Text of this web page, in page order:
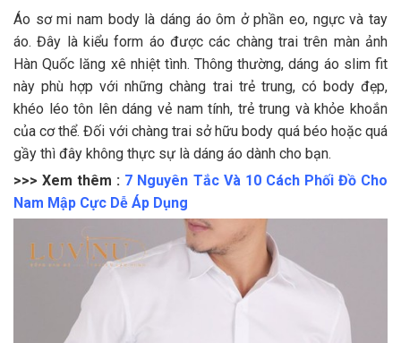
Áo sơ mi nam body là dáng áo ôm ở phần eo, ngực và tay
áo. Đây là kiểu form áo được các chàng trai trên màn ảnh
Hàn Quốc lăng xê nhiệt tình. Thông thường, dáng áo slim fit
này phù hợp với những chàng trai trẻ trung, có body đẹp,
khéo léo tôn lên dáng vẻ nam tính, trẻ trung và khỏe khoắn
của cơ thể. Đối với chàng trai sở hữu body quá béo hoặc quá
gầy thì đây không thực sự là dáng áo dành cho bạn.
>>> Xem thêm : 7 Nguyên Tắc Và 10 Cách Phối Đồ Cho
Nam Mập Cực Dễ Áp Dụng